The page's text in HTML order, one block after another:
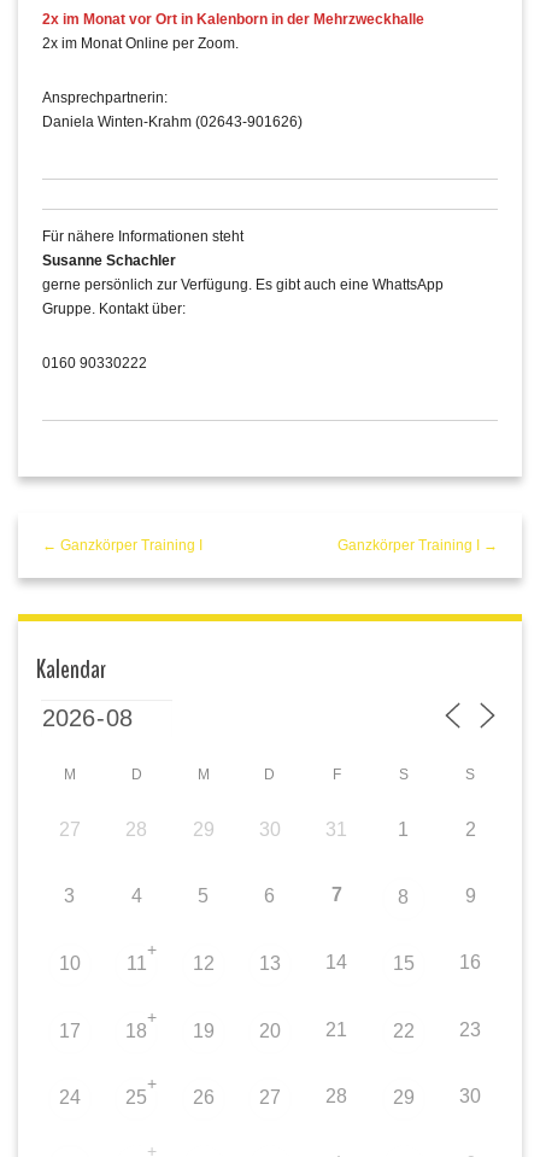
2x im Monat vor Ort in Kalenborn in der Mehrzweckhalle
2x im Monat Online per Zoom.
Ansprechpartnerin:
Daniela Winten-Krahm (02643-901626)
Für nähere Informationen steht
Susanne Schachler
gerne persönlich zur Verfügung. Es gibt auch eine WhattsApp
Gruppe. Kontakt über:
0160 90330222
← Ganzkörper Training I Ganzkörper Training I →
Kalendar
M D M D F S S
27 28 29 30 31 1 2
3 4 5 6 7 8 9
10 11
+
12 13 14 15 16
17 18
+
19 20 21 22 23
24 25
+
26 27 28 29 30
+